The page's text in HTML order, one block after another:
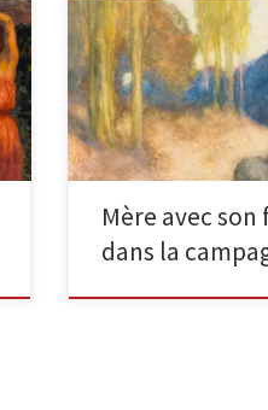
Mère avec fils et chèvre
paysageTechnique mixte
79 x 57 cm signature en
[…]
Mère avec son
dans la